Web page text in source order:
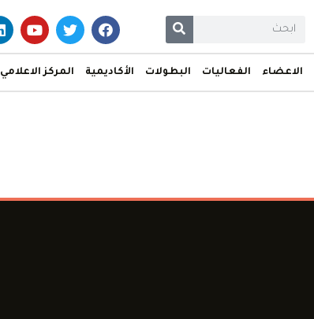
الاعضاء الفعاليات البطولات الأكاديمية المركز الاعلامي